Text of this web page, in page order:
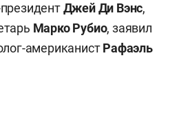
Джей Ди Вэнс,
Марко Рубио, заявил
американистРафаэль